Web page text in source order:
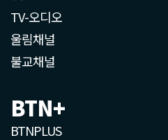
TV-오디오
울림채널
불교채널
BTN+
BTNPLUS